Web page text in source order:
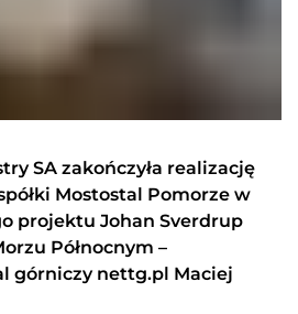
SA zakończyła realizację
Mostostal Pomorze w
projektu Johan Sverdrup
Północnym –
górniczy nettg.pl Maciej